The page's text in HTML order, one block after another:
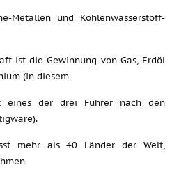
Metallen und Kohlenwasserstoff-
ist die Gewinnung von Gas, Erdöl
(in diesem
eines der drei Führer nach den
mehr als 40 Länder der Welt,